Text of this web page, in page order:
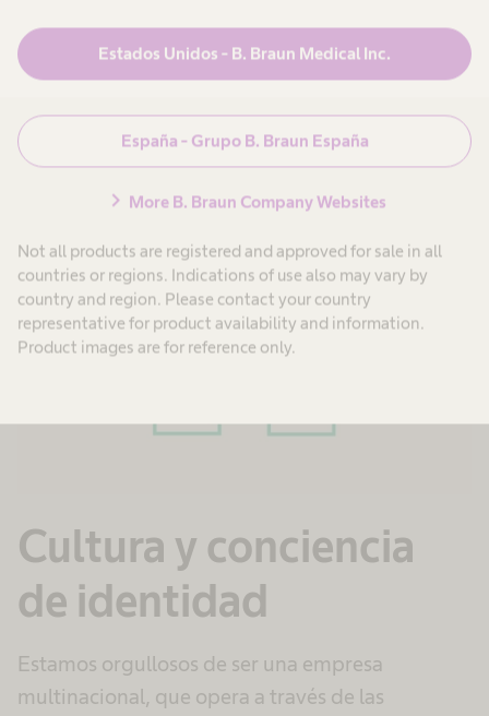
Estados Unidos - B. Braun Medical Inc.
España - Grupo B. Braun España
chevron_right More B. Braun Company Websites
Not all products are registered and approved for sale in all
countries or regions. Indications of use also may vary by
country and region. Please contact your country
representative for product availability and information.
Product images are for reference only.
establecer continuamente nuevos estándares,
impulsar el cambio y encontrar soluciones
de trabajo.
Cultura y conciencia
de identidad
Estamos orgullosos de ser una empresa
multinacional, que opera a través de las